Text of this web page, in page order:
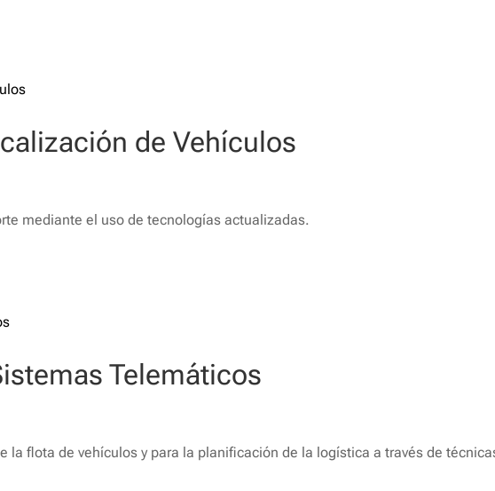
de Vehículos
mediante el uso de tecnologías actualizadas.
Telemáticos
la flota de vehículos y para la planificación de la logística a través de